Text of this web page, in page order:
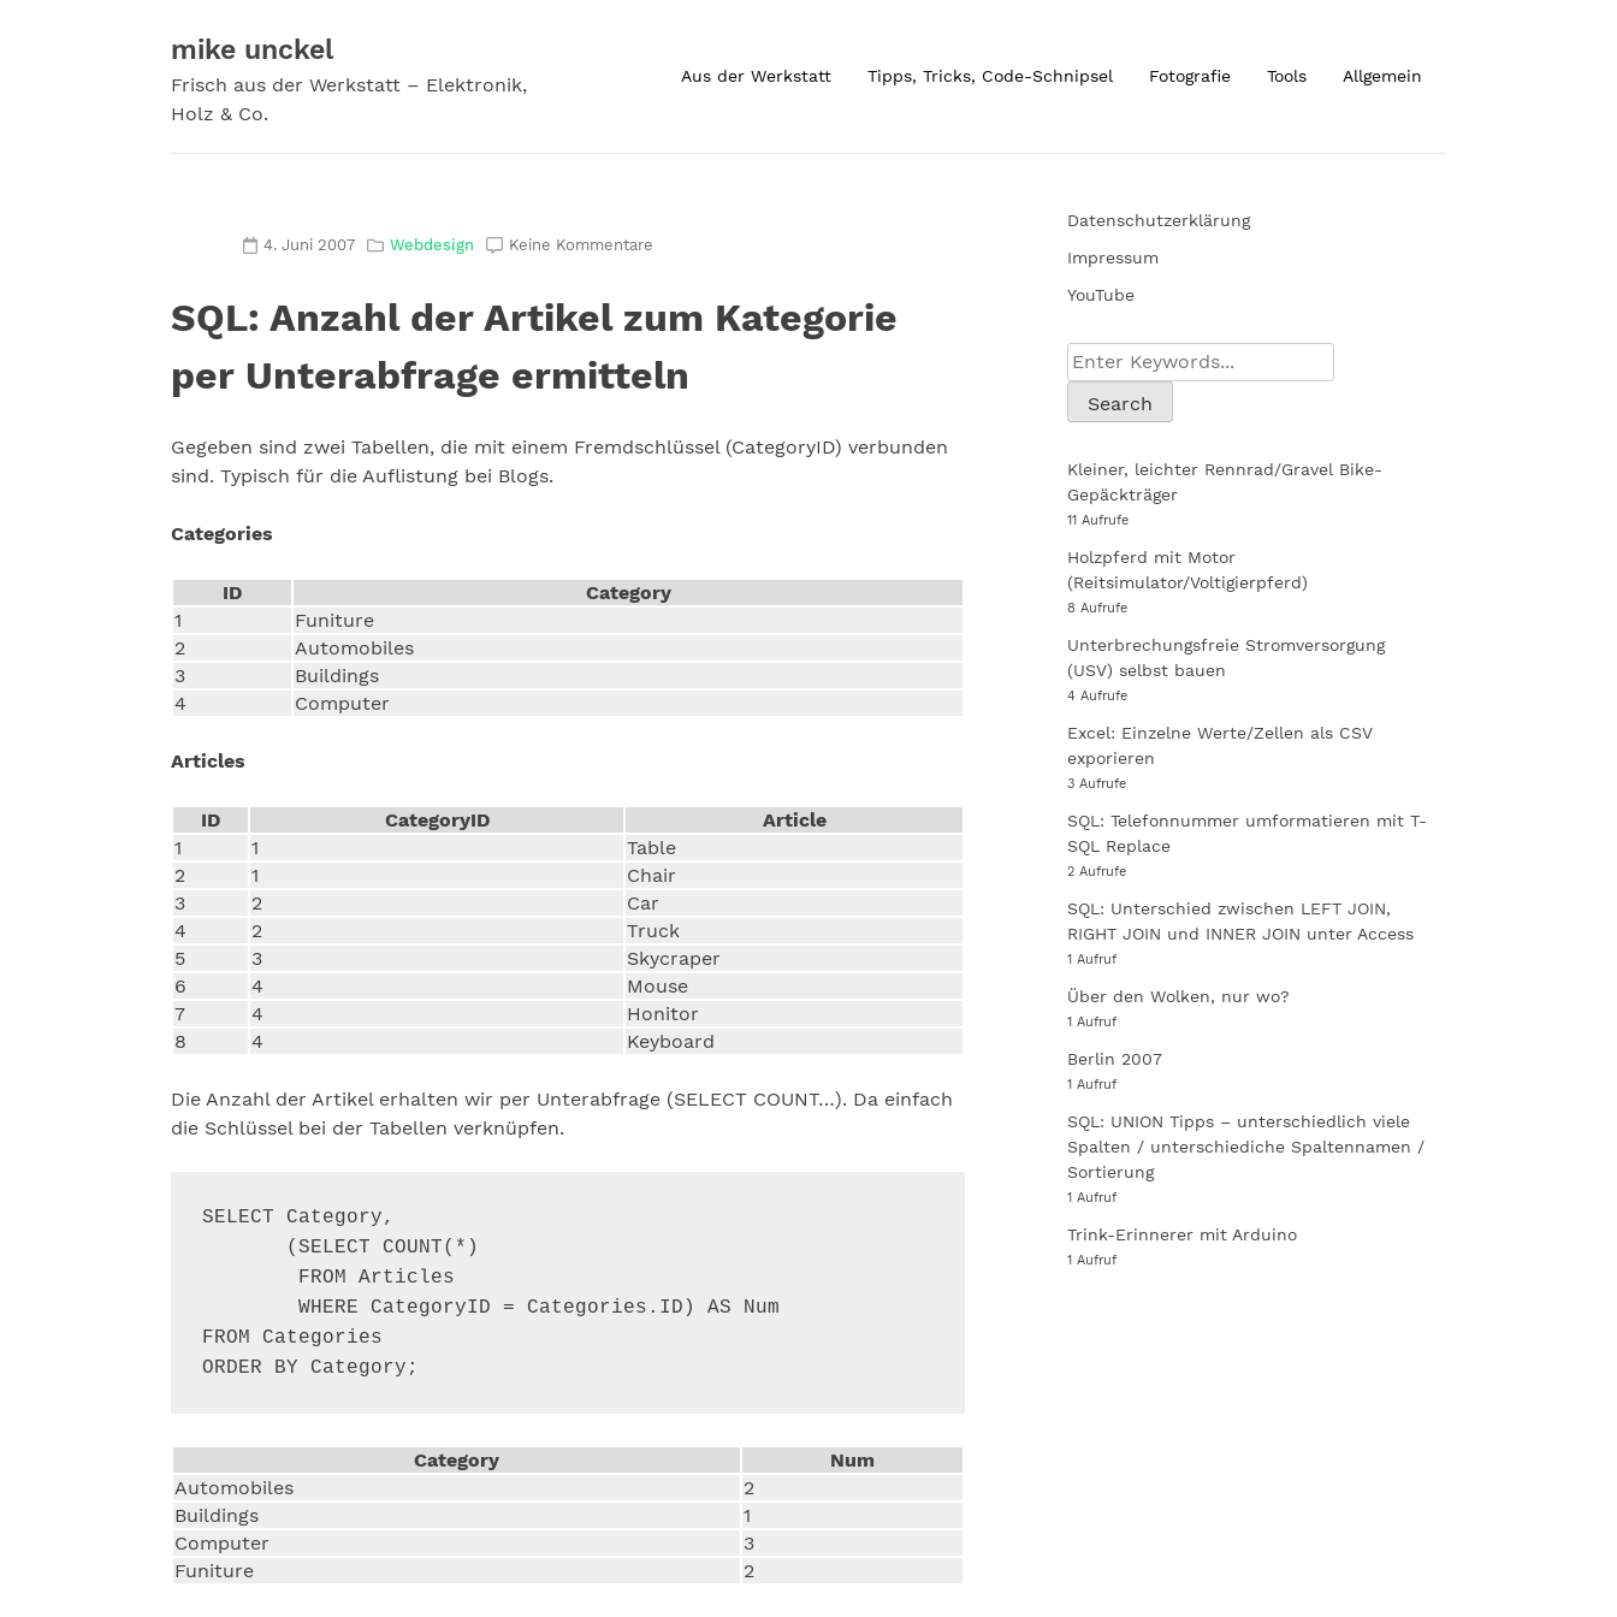
mike unckel
Frisch aus der Werkstatt – Elektronik,
Holz & Co.
Aus der Werkstatt Tipps, Tricks, Code-Schnipsel Fotografie Tools Allgemein
4. Juni 2007 Webdesign Keine Kommentare
SQL: Anzahl der Artikel zum Kategorie
per Unterabfrage ermitteln
Gegeben sind zwei Tabellen, die mit einem Fremdschlüssel (CategoryID) verbunden
sind. Typisch für die Auflistung bei Blogs.
Categories
ID
Category
1
Funiture
2
Automobiles
3
Buildings
4
Computer
Articles
ID CategoryID
Article
1
1
Table
2
1
Chair
3
2
Car
4
2
Truck
5
3
Skycraper
6
4
Mouse
7
4
Honitor
8
4 Keyboard
Die Anzahl der Artikel erhalten wir per Unterabfrage (SELECT COUNT…). Da einfach
die Schlüssel bei der Tabellen verknüpfen.
SELECT Category,
       (SELECT COUNT(*)
        FROM Articles
        WHERE CategoryID = Categories.ID) AS Num
FROM Categories
ORDER BY Category;
Category
Num
Automobiles
2
Buildings
1
Computer
3
Funiture
2
Datenschutzerklärung
Impressum
YouTube
Kleiner, leichter Rennrad/Gravel Bike-
Gepäckträger
11 Aufrufe
Holzpferd mit Motor
(Reitsimulator/Voltigierpferd)
8 Aufrufe
Unterbrechungsfreie Stromversorgung
(USV) selbst bauen
4 Aufrufe
Excel: Einzelne Werte/Zellen als CSV
exporieren
3 Aufrufe
SQL: Telefonnummer umformatieren mit T-
SQL Replace
2 Aufrufe
SQL: Unterschied zwischen LEFT JOIN,
RIGHT JOIN und INNER JOIN unter Access
1 Aufruf
Über den Wolken, nur wo?
1 Aufruf
Berlin 2007
1 Aufruf
SQL: UNION Tipps – unterschiedlich viele
Spalten / unterschiediche Spaltennamen /
Sortierung
1 Aufruf
Trink-Erinnerer mit Arduino
1 Aufruf